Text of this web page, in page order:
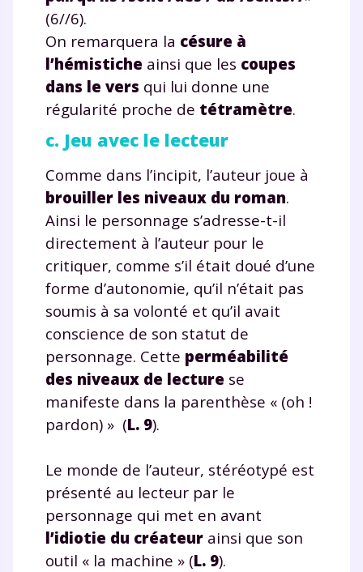
(6//6).
On remarquera la césure à
l’hémistiche ainsi que les coupes
dans le vers qui lui donne une
régularité proche de tétramètre.
c. Jeu avec le lecteur
Comme dans l’incipit, l’auteur joue à
brouiller les niveaux du roman.
Ainsi le personnage s’adresse-t-il
directement à l’auteur pour le
critiquer, comme s’il était doué d’une
forme d’autonomie, qu’il n’était pas
soumis à sa volonté et qu’il avait
conscience de son statut de
personnage. Cette perméabilité
des niveaux de lecture se
manifeste dans la parenthèse « (oh !
pardon) » (L. 9).
Le monde de l’auteur, stéréotypé est
présenté au lecteur par le
personnage qui met en avant
l’idiotie du créateur ainsi que son
outil « la machine » (L. 9).
Testez gratuitement
pendant 24h notre
plateforme de soutien
scolaire !
Fiches de cours et vidéos,exercices
corrigés
podcasts de révisions
Unespace dédié aux parents pour
suivre les progrès
Tout le programme scolaire du CP à
la Terminale
Des profs expérimentés disponibles
à la demande par tchat, audio ou
* Votre code d'accès sera envoyé à cette adresse e-mail. En
renseignant votre e-mail, vous consentez à ce que vos
données à caractère personnel soient traitées par SEJER, sous
la marque myMaxicours, afin que SEJER puisse vous donner
accès au service de soutien scolaire pendant 24h. Pour en
savoir plus sur la gestion de vos données personnelles et
pour exercer vos droits, vous pouvez consulter